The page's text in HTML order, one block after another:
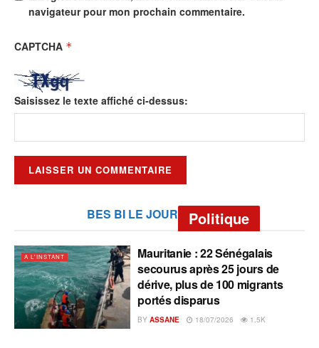
navigateur pour mon prochain commentaire.
CAPTCHA *
Saisissez le texte affiché ci-dessus:
BES BI LE JOUR Politique
A L'INSTANT
Mauritanie : 22 Sénégalais
secourus après 25 jours de
dérive, plus de 100 migrants
portés disparus
BY ASSANE 18/07/2026 1.5K